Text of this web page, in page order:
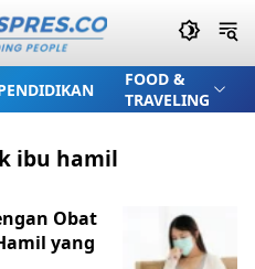
FOOD &
TRAVELING
ibu hamil
Obat
yang